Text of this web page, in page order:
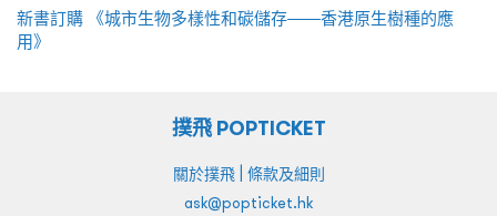
新書訂購 《城市生物多樣性和碳儲存——香港原生樹種的應
用》
撲飛 POPTICKET
關於撲飛| 條款及細則
ask@popticket.hk